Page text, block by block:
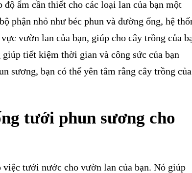
ẩm cần thiết cho các loại lan của bạn một
phận nhỏ như béc phun và đường ống, hệ
vườn lan của bạn, giúp cho cây trồng của
tiết kiệm thời gian và công sức của bạn
bạn có thể yên tâm rằng cây trồng của
tưới phun sương cho
tưới nước cho vườn lan của bạn. Nó giúp